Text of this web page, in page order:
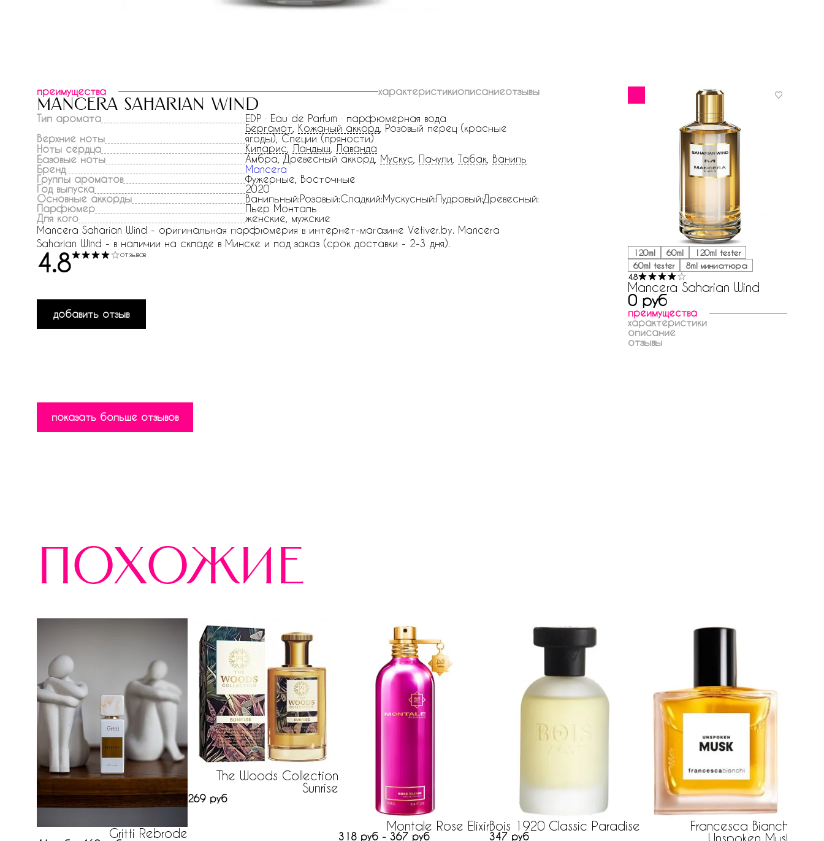
преимущества характеристикиописаниеотзывы
mancera saharian wind
Тип аромата
EDP · Eau de Parfum · парфюмерная вода
Верхние ноты
Бергамот Кожаный аккорд , Розовый перец (красные
ягоды), Специи (пряности)
Ноты сердца
Кипарис Ландыш, Лаванда
Базовые ноты
Амбра, Древесный аккорд, Мускус Пачули Табак Ваниль
Бренд
Mancera
Группы ароматов
Фужерные, Восточные
Год выпуска
2020
Основные аккорды
Ванильный:Розовый:Сладкий:Мускусный:Пудровый:Древесный:
Парфюмер
Пьер Монталь
Для кого
женские, мужские
Mancera Saharian Wind - оригинальная парфюмерия в интернет-магазине Vetiver.by. Mancera
Saharian Wind - в наличии на складе в Минске и под заказ (срок доставки - 2-3 дня).
4.8 отзывов
добавить отзыв
показать больше отзывов
120ml 60ml
120ml tester
60ml tester
8ml миниатюра
4.8
Mancera Saharian Wind
0 руб
преимущества
характеристики
описание
отзывы
похожие
Gritti Rebrode
The Woods Collection
Sunrise
269 руб
Montale Rose Elixir
318 руб - 367 руб
Bois 1920 Classic Paradise
347 руб
Francesca Bianchi
Unspoken Musk